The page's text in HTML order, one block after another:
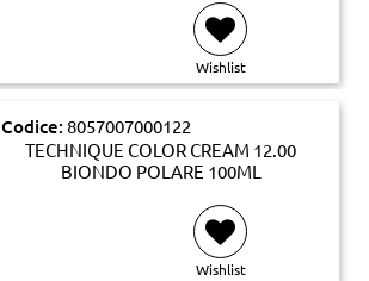
Wishlist
Codice: 8057007000122
TECHNIQUE COLOR CREAM 12.00
BIONDO POLARE 100ML
Wishlist